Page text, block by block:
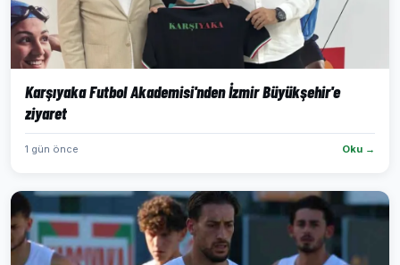
Karşıyaka Futbol Akademisi'nden İzmir Büyükşehir'e
ziyaret
1 gün önce Oku →